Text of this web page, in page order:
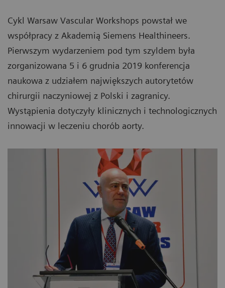
Cykl Warsaw Vascular Workshops powstał we
współpracy z Akademią Siemens Healthineers.
Pierwszym wydarzeniem pod tym szyldem była
zorganizowana 5 i 6 grudnia 2019 konferencja
naukowa z udziałem największych autorytetów
chirurgii naczyniowej z Polski i zagranicy.
Wystąpienia dotyczyły klinicznych i technologicznych
innowacji w leczeniu chorób aorty.